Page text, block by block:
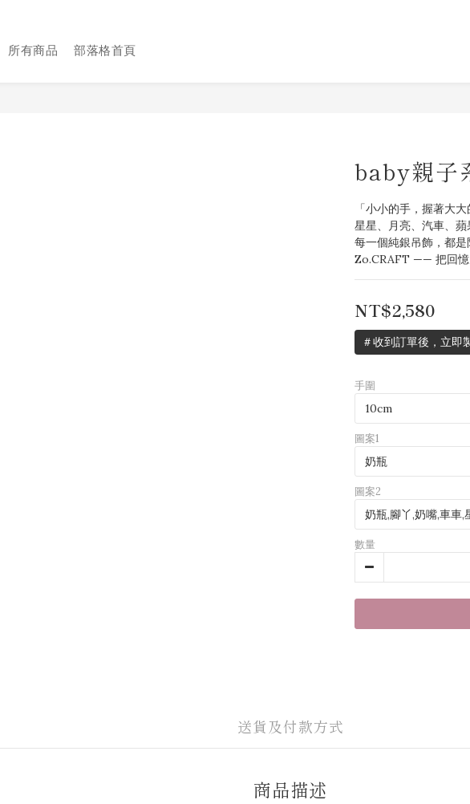
所有商品 部落格首頁
baby親子
「小小的手，握著大
星星、月亮、汽車、
每一個純銀吊飾，都
Zo.CRAFT —— 把回憶
NT$2,580
＃收到訂單後，立即
手圍
圖案1
圖案2
數量
送貨及付款方式
商品描述